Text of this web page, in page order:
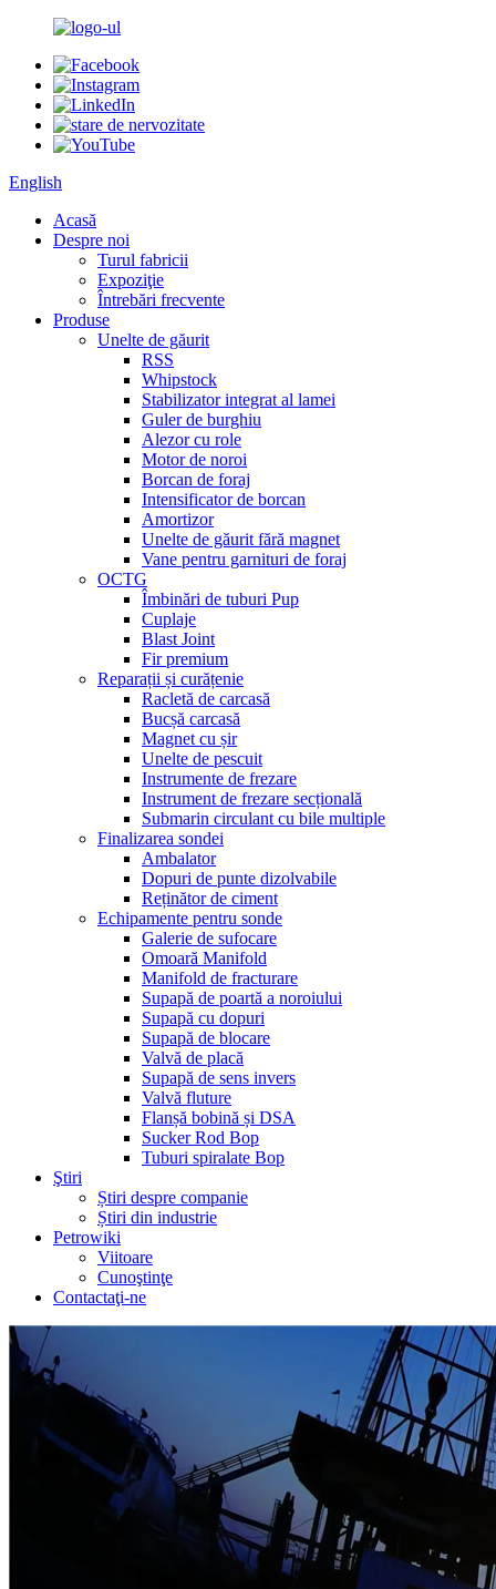
English
Acasă
Despre noi
Turul fabricii
Expoziţie
Întrebări frecvente
Produse
Unelte de găurit
RSS
Whipstock
Stabilizator integrat al lamei
Guler de burghiu
Alezor cu role
Motor de noroi
Borcan de foraj
Intensificator de borcan
Amortizor
Unelte de găurit fără magnet
Vane pentru garnituri de foraj
OCTG
Îmbinări de tuburi Pup
Cuplaje
Blast Joint
Fir premium
Reparații și curățenie
Racletă de carcasă
Bucșă carcasă
Magnet cu șir
Unelte de pescuit
Instrumente de frezare
Instrument de frezare secțională
Submarin circulant cu bile multiple
Finalizarea sondei
Ambalator
Dopuri de punte dizolvabile
Reținător de ciment
Echipamente pentru sonde
Galerie de sufocare
Omoară Manifold
Manifold de fracturare
Supapă de poartă a noroiului
Supapă cu dopuri
Supapă de blocare
Valvă de placă
Supapă de sens invers
Valvă fluture
Flanșă bobină și DSA
Sucker Rod Bop
Tuburi spiralate Bop
Ştiri
Știri despre companie
Știri din industrie
Petrowiki
Viitoare
Cunoştinţe
Contactaţi-ne